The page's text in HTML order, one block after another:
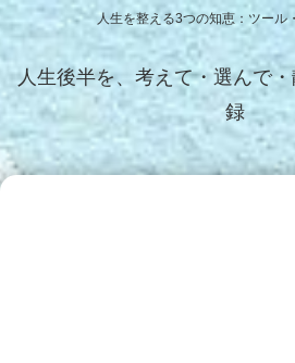
人生を整える3つの知恵：ツール
人生後半を、考えて・選んで
録